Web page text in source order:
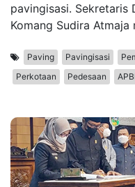
pavingisasi. Sekretaris
Komang Sudira Atmaja
Paving Pavingisasi
Perkotaan
Pedesaan